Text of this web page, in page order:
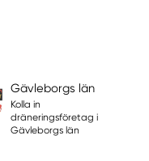
Gävleborgs län
Kolla in
dräneringsföretag i
Gävleborgs län